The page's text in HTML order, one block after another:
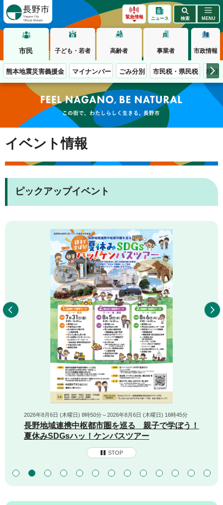
緊急情報 ニュース 検索 MENU
市民 子ども・若者 高齢者 事業者 市政情報
熊本地震災害義援金 マイナンバー ごみ分別 市民税・県民税 移住
この街で、わたしらしく生きる。長野市
イベント情報
ピックアップイベント
2026年8月6日 (木曜日) 8時50分～2026年8月6日 (木曜日) 16時45分
長野地域連携中枢都市圏を巡る 親子で学ぼう！
夏休みSDGsハッ！ケンバスツアー
STOP